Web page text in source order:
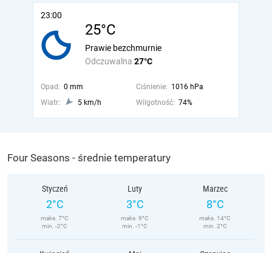
23:00
25°C
Odczuwalna 27°C
Prawie bezchmurnie
Opad: 0 mm Ciśnienie: 1016 hPa
Wiatr:
5 km/h Wilgotność: 74%
Four Seasons - średnie temperatury
Styczeń
2°C
maks. 7°C
min. -2°C
Luty
3°C
maks. 9°C
min. -1°C
Marzec
8°C
maks. 14°C
min. 2°C